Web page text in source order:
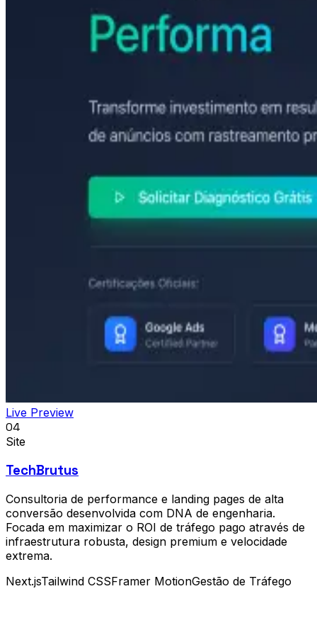
Live Preview
04
Site
TechBrutus
Consultoria de performance e landing pages de alta
conversão desenvolvida com DNA de engenharia.
Focada em maximizar o ROI de tráfego pago através de
infraestrutura robusta, design premium e velocidade
extrema.
Next.jsTailwind CSSFramer MotionGestão de Tráfego